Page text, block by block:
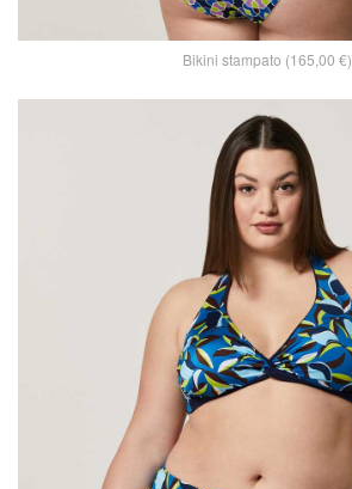
Bikini stampato (165,00 €)